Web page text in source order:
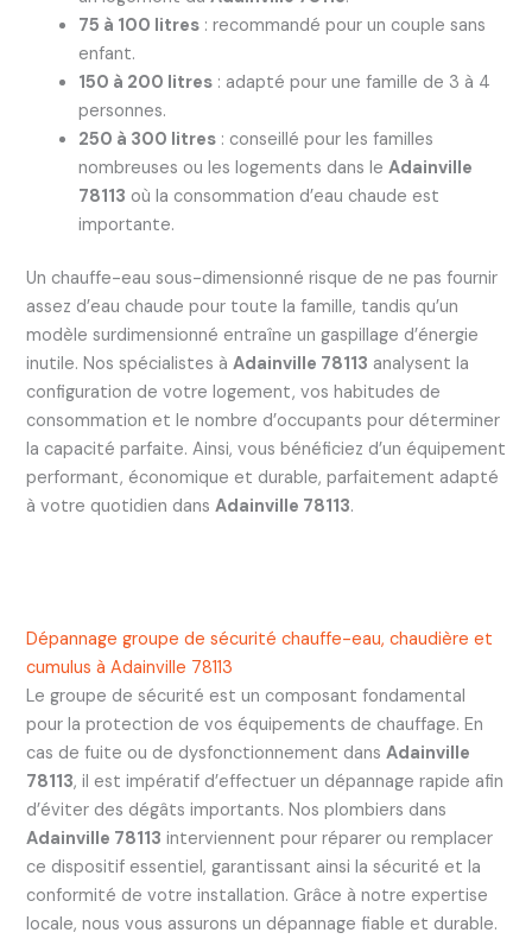
75 à 100 litres: recommandé pour un couple sans
enfant.
150 à 200 litres: adapté pour une famille de 3 à 4
personnes.
250 à 300 litres: conseillé pour les familles
nombreuses ou les logements dans le Adainville
78113 où la consommation d’eau chaude est
importante.
Un chauffe-eau sous-dimensionné risque de ne pas fournir
assez d’eau chaude pour toute la famille, tandis qu’un
modèle surdimensionné entraîne un gaspillage d’énergie
inutile. Nos spécialistes à Adainville 78113 analysent la
configuration de votre logement, vos habitudes de
consommation et le nombre d’occupants pour déterminer
la capacité parfaite. Ainsi, vous bénéficiez d’un équipement
performant, économique et durable, parfaitement adapté
à votre quotidien dans Adainville 78113.
Dépannage groupe de sécurité chauffe-eau, chaudière et
cumulus à Adainville 78113
Le groupe de sécurité est un composant fondamental
pour la protection de vos équipements de chauffage. En
cas de fuite ou de dysfonctionnement dans Adainville
78113, il est impératif d’effectuer un dépannage rapide afin
d’éviter des dégâts importants. Nos plombiers dans
Adainville 78113 interviennent pour réparer ou remplacer
ce dispositif essentiel, garantissant ainsi la sécurité et la
conformité de votre installation. Grâce à notre expertise
locale, nous vous assurons un dépannage fiable et durable.